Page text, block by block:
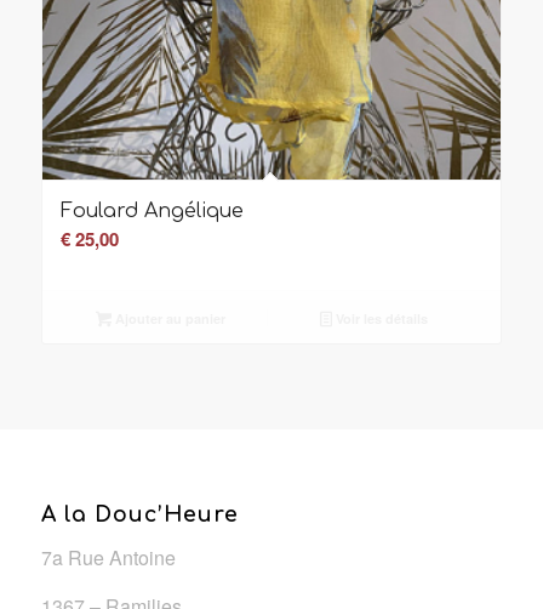
Foulard Angélique
€25,00
A la Douc’Heure
7a Rue Antoine